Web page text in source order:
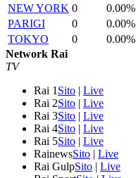
NEW YORK 0
0.00%
PARIGI
0
0.00%
TOKYO
0
0.00%
Network Rai
TV
Rai 1 Sito | Live
Rai 2Sito | Live
Rai 3Sito | Live
Rai 4Sito | Live
Rai 5Sito | Live
RainewsSito | Live
Rai GulpSito | Live